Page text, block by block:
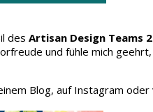
des Artisan Design Teams
und fühle mich
Blog, auf Instagram